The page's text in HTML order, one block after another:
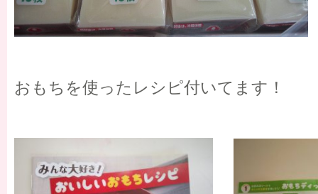
おもちを使ったレシピ付いてます！